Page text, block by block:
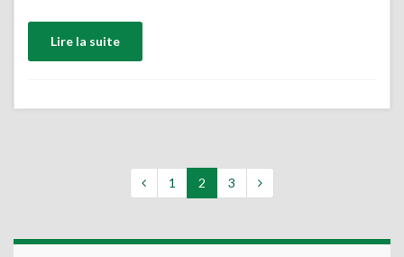
Lire la suite
1 2 3